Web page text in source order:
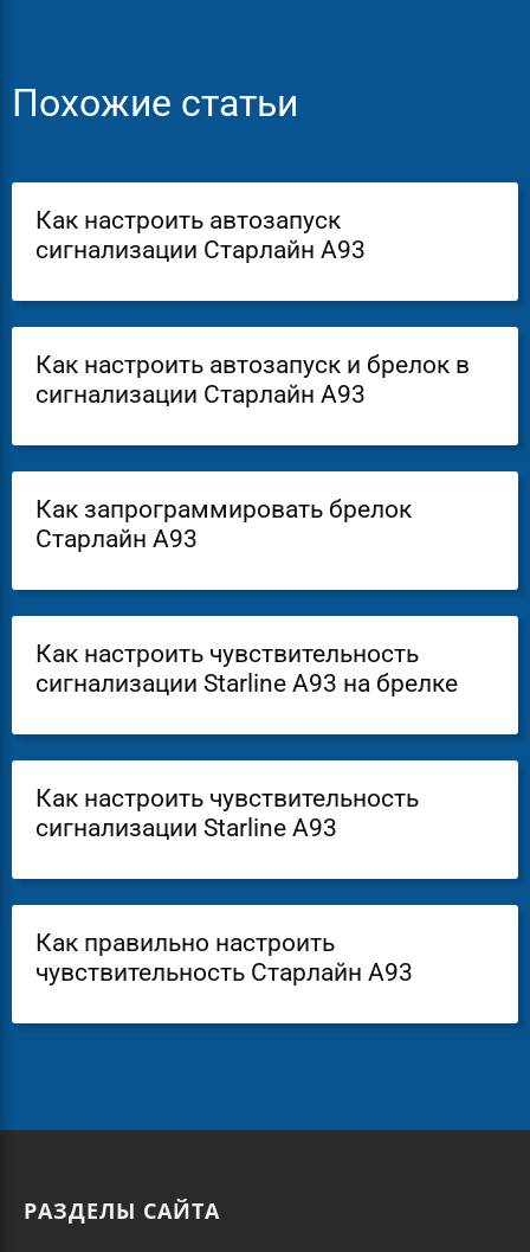
Похожие статьи
Как настроить автозапуск
сигнализации Старлайн А93
Как настроить автозапуск и брелок в
сигнализации Старлайн А93
Как запрограммировать брелок
Старлайн А93
Как настроить чувствительность
сигнализации Starline A93 на брелке
Как настроить чувствительность
сигнализации Starline A93
Как правильно настроить
чувствительность Старлайн А93
РАЗДЕЛЫ САЙТА